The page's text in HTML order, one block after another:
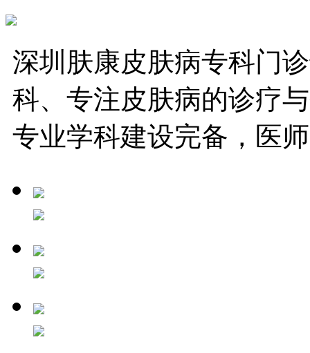
深圳肤康皮肤病专科门
科、专注皮肤病的诊疗
专业学科建设完备，医